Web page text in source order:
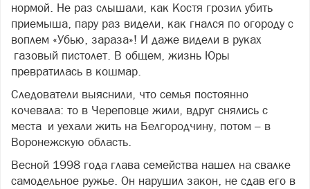
нормой. Не раз слышали, как Костя грозил убить
приемыша, пару раз видели, как гнался по огороду с
воплем «Убью, зараза»! И даже видели в руках
газовый пистолет. В общем, жизнь Юры
превратилась в кошмар.
Следователи выяснили, что семья постоянно
кочевала: то в Череповце жили, вдруг снялись с
места и уехали жить на Белгородчину, потом – в
Воронежскую область.
Весной 1998 года глава семейства нашел на свалке
самодельное ружье. Он нарушил закон, не сдав его в